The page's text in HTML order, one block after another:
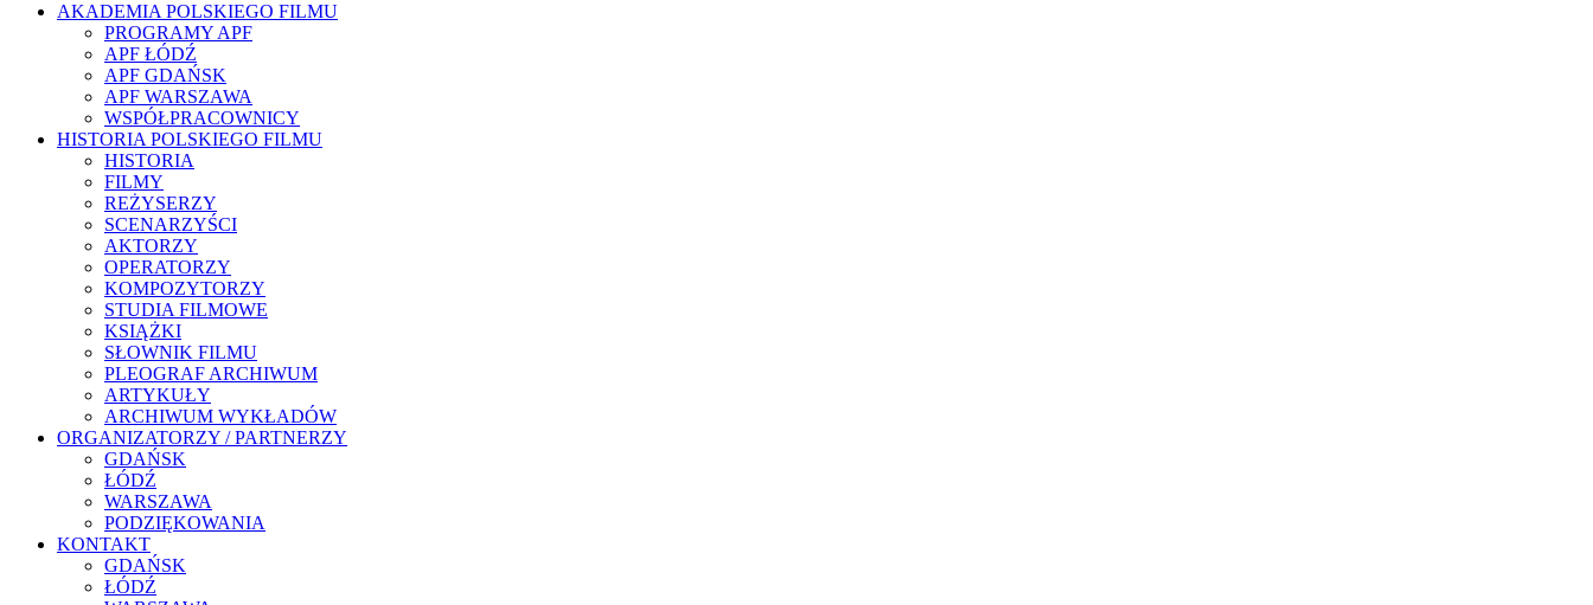
AKADEMIA POLSKIEGO FILMU
PROGRAMY APF
APF ŁÓDŹ
APF GDAŃSK
APF WARSZAWA
WSPÓŁPRACOWNICY
HISTORIA POLSKIEGO FILMU
HISTORIA
FILMY
REŻYSERZY
SCENARZYŚCI
AKTORZY
OPERATORZY
KOMPOZYTORZY
STUDIA FILMOWE
KSIĄŻKI
SŁOWNIK FILMU
PLEOGRAF ARCHIWUM
ARTYKUŁY
ARCHIWUM WYKŁADÓW
ORGANIZATORZY / PARTNERZY
GDAŃSK
ŁÓDŹ
WARSZAWA
PODZIĘKOWANIA
KONTAKT
GDAŃSK
ŁÓDŹ